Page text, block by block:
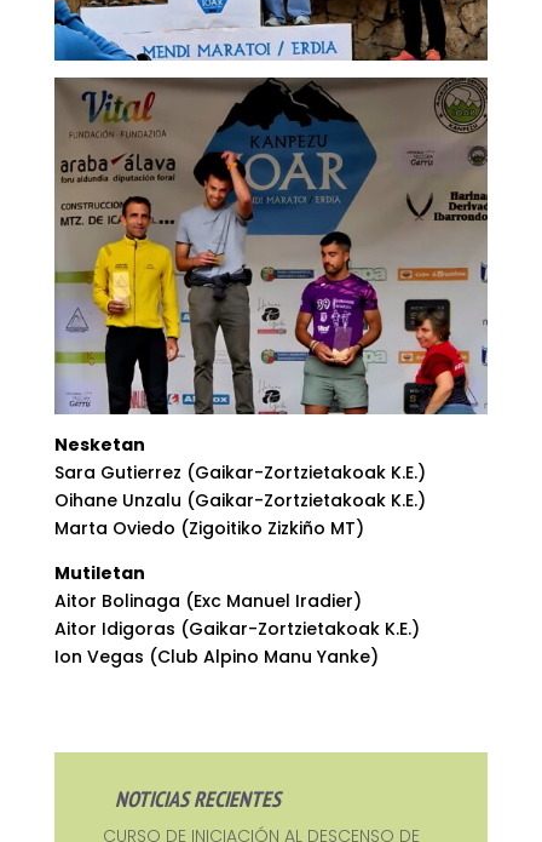
Nesketan
Sara Gutierrez (Gaikar-Zortzietakoak K.E.)
Oihane Unzalu (Gaikar-Zortzietakoak K.E.)
Marta Oviedo (Zigoitiko Zizkiño MT)
Mutiletan
Aitor Bolinaga (Exc Manuel Iradier)
Aitor Idigoras (Gaikar-Zortzietakoak K.E.)
Ion Vegas (Club Alpino Manu Yanke)
NOTICIAS RECIENTES
CURSO DE INICIACIÓN AL DESCENSO DE